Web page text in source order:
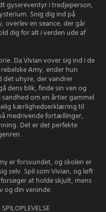
gysereventyr i tredjeperson,
Snig dig ind på
overlev en seance, der går
dig for alt i verden ude af
Da Vivian vover sig ind i de
Amy, ender hun
det uhyre, der vandrer
dens blik, finde sin ven og
om en årtier gammel
kærlighedserklæring til
medrivende fortællinger,
Det er det perfekte
er forsvundet, og skolen er
selv. Spil som Vivian, og løft
at holde skjult, mens
og din veninde.